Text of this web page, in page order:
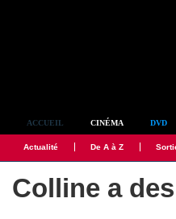
ACCUEIL CINÉMA DVD
Actualité De A à Z
Colline a